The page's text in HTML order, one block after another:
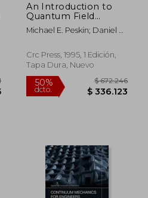
An Introduction to
Quantum Field
Theory (Frontiers in
Physics) (en Inglés)
Michael E. Peskin; Daniel V.
Crc Press, 1995, 1 Edición,
Tapa Dura, Nuevo